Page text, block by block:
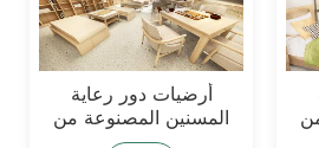
أرضيات دور رعاية
المسنين المصنوعة من